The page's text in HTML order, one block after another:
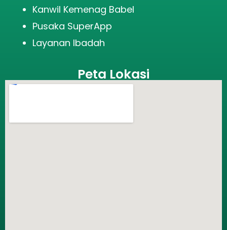
Kanwil Kemenag Babel
Pusaka SuperApp
Layanan Ibadah
Peta Lokasi